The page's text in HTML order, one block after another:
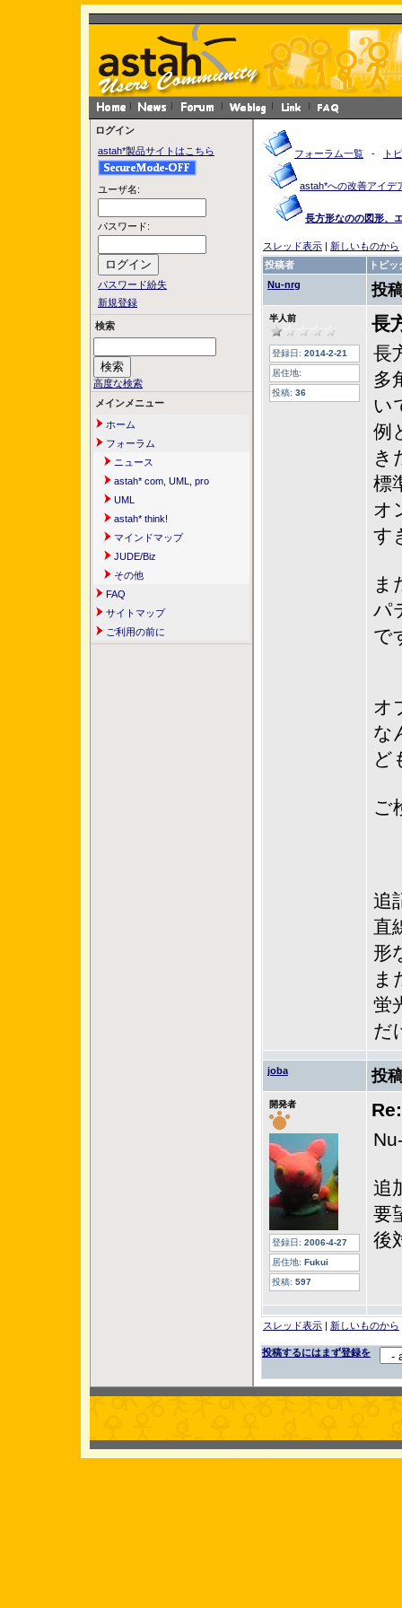
ログイン
astah*製品サイトはこちら
ユーザ名:
パスワード:
パスワード紛失
新規登録
検索
高度な検索
メインメニュー
ホーム
フォーラム
ニュース
astah* com, UML, pro
UML
astah* think!
マインドマップ
JUDE/Biz
その他
FAQ
サイトマップ
ご利用の前に
フォーラム一覧 - ト
astah*への改善アイデ
長方形なのの図形、
スレッド表示 | 新しいものから
投稿者
トピッ
Nu-nrg
投
半人前
登録日: 2014-2-21
居住地:
投稿: 36
長
長
多
い
例
き
標
オ
す
ま
パ
で
オ
な
ど
ご
追
直
形
ま
蛍
だ
joba 投
開発者
登録日: 2006-4-27
居住地: Fukui
投稿: 597
追
要
後
スレッド表示 | 新しいものから
投稿するにはまず登録を